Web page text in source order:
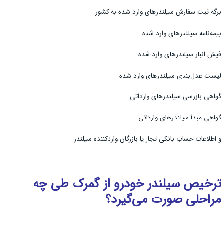
برگه ثبت سفارش سیلندرهای وارد شده به کشور
بیمه‌نامه سیلندرهای وارد شده
فیش انبار سیلندرهای وارد شده
لیست عدل‌بندی سیلندرهای وارد شده
گواهی بازرسی سیلندرهای وارداتی
گواهی مبدأ سیلندرهای وارداتی
و اطلاعات حساب بانکی تجار یا بازرگان واردکننده سیلندر
ترخیص سیلندر خودرو از گمرک طی چه
مراحلی صورت می‌گیرد؟